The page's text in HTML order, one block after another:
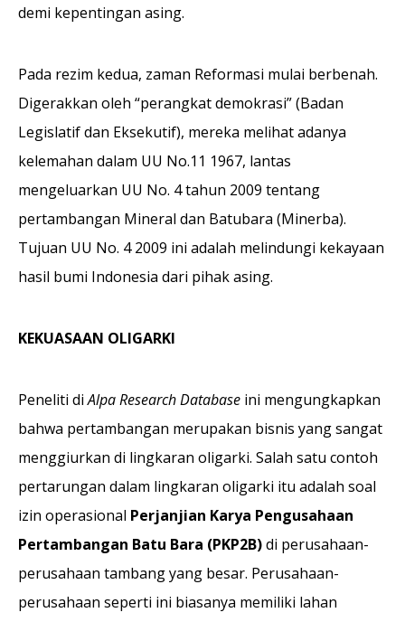
demi kepentingan asing.
Pada rezim kedua, zaman Reformasi mulai berbenah.
Digerakkan oleh “perangkat demokrasi” (Badan
Legislatif dan Eksekutif), mereka melihat adanya
kelemahan dalam UU No.11 1967, lantas
mengeluarkan UU No. 4 tahun 2009 tentang
pertambangan Mineral dan Batubara (Minerba).
Tujuan UU No. 4 2009 ini adalah melindungi kekayaan
hasil bumi Indonesia dari pihak asing.
KEKUASAAN OLIGARKI
Peneliti diAlpa Research Database ini mengungkapkan
bahwa pertambangan merupakan bisnis yang sangat
menggiurkan di lingkaran oligarki. Salah satu contoh
pertarungan dalam lingkaran oligarki itu adalah soal
izin operasional Perjanjian Karya Pengusahaan
Pertambangan Batu Bara (PKP2B)di perusahaan-
perusahaan tambang yang besar. Perusahaan-
perusahaan seperti ini biasanya memiliki lahan